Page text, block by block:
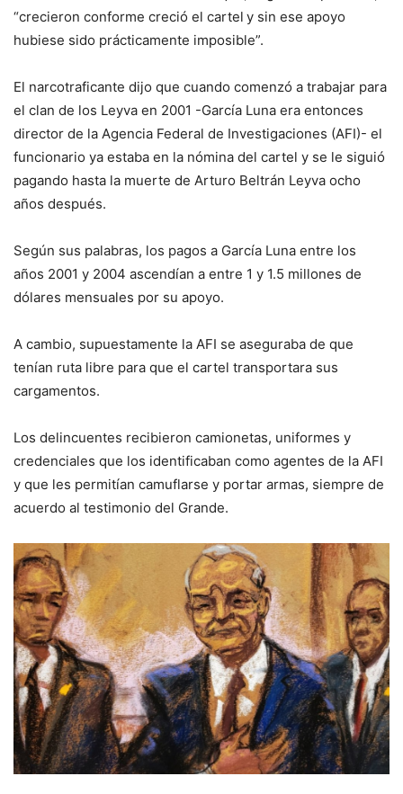
“crecieron conforme creció el cartel y sin ese apoyo
hubiese sido prácticamente imposible”.
El narcotraficante dijo que cuando comenzó a trabajar para
el clan de los Leyva en 2001 -García Luna era entonces
director de la Agencia Federal de Investigaciones (AFI)- el
funcionario ya estaba en la nómina del cartel y se le siguió
pagando hasta la muerte de Arturo Beltrán Leyva ocho
años después.
Según sus palabras, los pagos a García Luna entre los
años 2001 y 2004 ascendían a entre 1 y 1.5 millones de
dólares mensuales por su apoyo.
A cambio, supuestamente la AFI se aseguraba de que
tenían ruta libre para que el cartel transportara sus
cargamentos.
Los delincuentes recibieron camionetas, uniformes y
credenciales que los identificaban como agentes de la AFI
y que les permitían camuflarse y portar armas, siempre de
acuerdo al testimonio del Grande.